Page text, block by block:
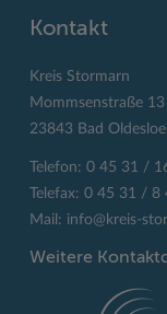
Kontakt
Kreis Stormarn
Mommsenstraße 13
23843 Bad Oldesloe
Telefon: 0 45 31 /
Telefax: 0 45 31 / 8
Mail: info@kreis-
Weitere